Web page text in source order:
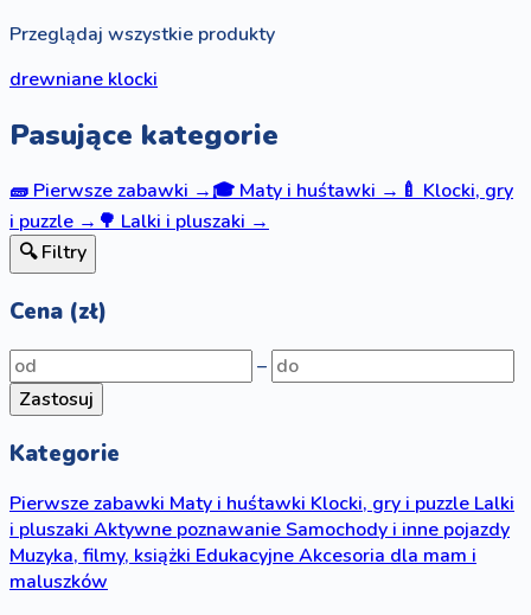
Przeglądaj wszystkie produkty
drewniane klocki
Pasujące kategorie
🧱Pierwsze zabawki→🎓Maty i huśtawki→🍼Klocki, gry
i puzzle→🌳Lalki i pluszaki→
🔍 Filtry
Cena (zł)
–
Zastosuj
Kategorie
Pierwsze zabawki Maty i huśtawki Klocki, gry i puzzle Lalki
i pluszaki Aktywne poznawanie Samochody i inne pojazdy
Muzyka, filmy, książki EdukacyjneAkcesoria dla mam i
maluszków